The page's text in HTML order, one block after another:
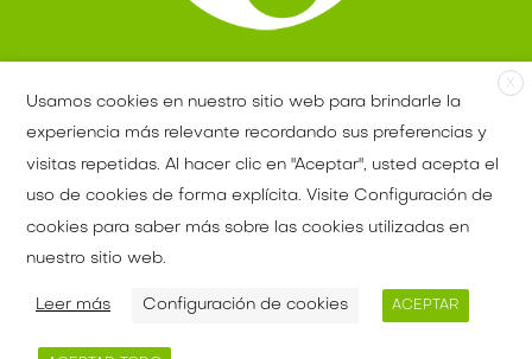
X
Usamos cookies en nuestro sitio web para brindarle la
experiencia más relevante recordando sus preferencias y
visitas repetidas. Al hacer clic en "Aceptar", usted acepta el
uso de cookies de forma explícita. Visite Configuración de
cookies para saber más sobre las cookies utilizadas en
nuestro sitio web.
Leer más Configuración de cookies ACEPTAR